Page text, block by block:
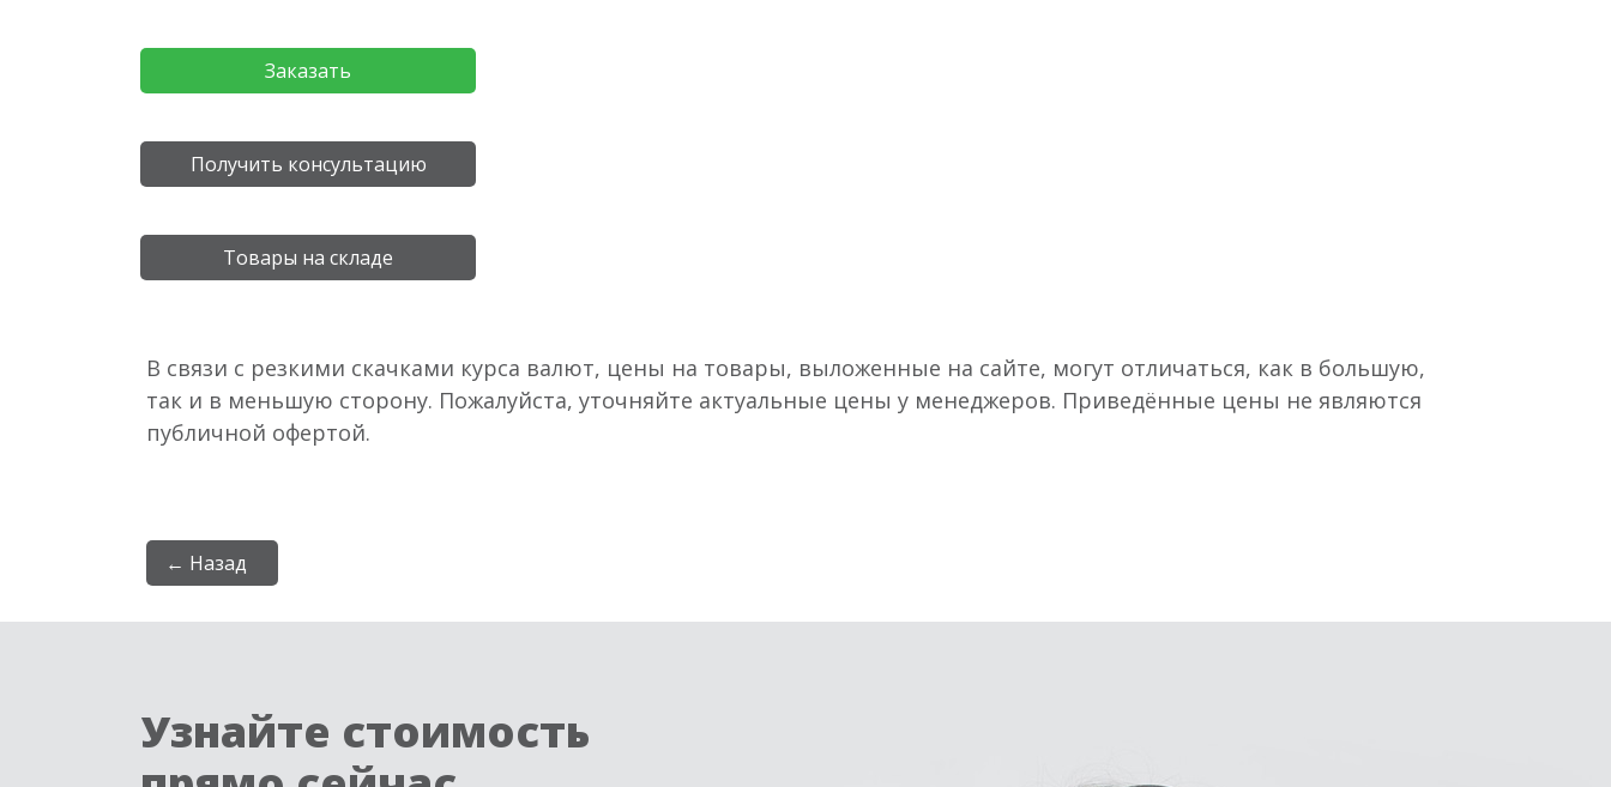
Заказать
Получить консультацию
Товары на складе
В связи с резкими скачками курса валют, цены на товары, выложенные на сайте, могут отличаться, как в большую,
так и в меньшую сторону. Пожалуйста, уточняйте актуальные цены у менеджеров. Приведённые цены не являются
публичной офертой.
← Назад
Узнайте стоимость